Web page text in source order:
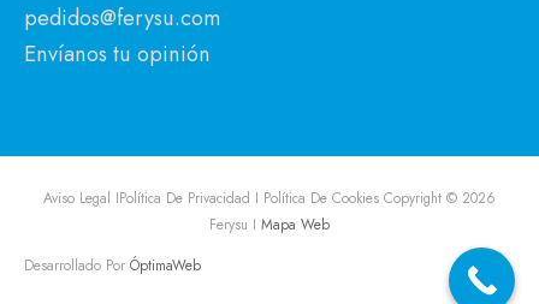
pedidos@ferysu.com
Envíanos tu opinión
Aviso Legal IPolítica De Privacidad I Política De Cookies Copyright © 2026
Ferysu I Mapa Web
Desarrollado Por ÓptimaWeb